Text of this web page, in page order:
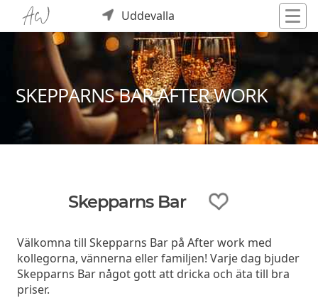
Uddevalla
SKEPPARNS BAR AFTER WORK
Skepparns Bar
Välkomna till Skepparns Bar på After work med
kollegorna, vännerna eller familjen! Varje dag bjuder
Skepparns Bar något gott att dricka och äta till bra
priser.